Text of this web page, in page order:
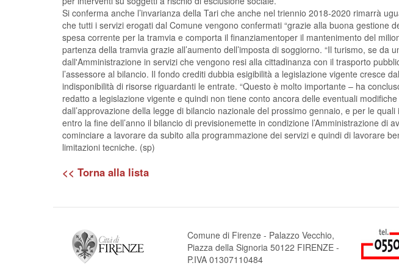
Si conferma anche l’invarianza della Tari che anche nel triennio 2018-2020 rimarrà
che tutti i servizi erogati dal Comune vengono confermati “grazie alla buona gestione
spesa corrente per la tramvia e comporta il finanziamentoper il mantenimento del
partenza della tramvia grazie all’aumento dell’imposta di soggiorno. “Il turismo, se
dall'Amministrazione in servizi che vengono resi alla cittadinanza con il trasporto
l’assessore al bilancio. Il fondo crediti dubbia esigibilità a legislazione vigente cresce
indisponibilità di risorse riguardanti le entrate. “Questo è molto importante – ha
redatto a legislazione vigente e quindi non tiene conto ancora delle eventuali
dall’approvazione della legge di bilancio nazionale del prossimo gennaio, e per le
entro la fine dell’anno il bilancio di previsionemette in condizione l’Amministrazione
cominciare a lavorare da subito alla programmazione dei servizi e quindi di lavorare
limitazioni tecniche. (sp)
<< Torna alla lista
Comune di Firenze - Palazzo Vecchio,
Piazza della Signoria 50122 FIRENZE -
P.IVA 01307110484